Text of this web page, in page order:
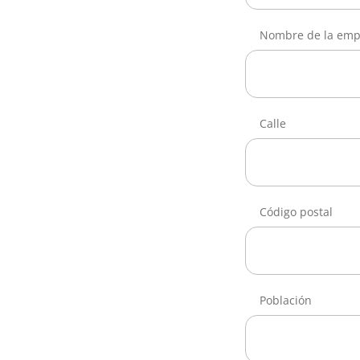
Nombre de la
Calle
Código postal
Población